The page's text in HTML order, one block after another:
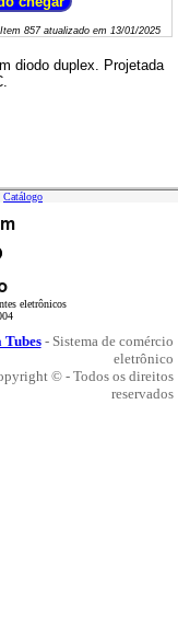
Item 857atualizado em 13/01/2025
diodo duplex. Projetada
Catálogo
eletrônicos
Tubes- Sistema de comércio
eletrônico
© - Todos os direitos
reservados